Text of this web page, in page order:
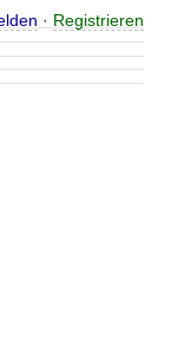
· Registrieren